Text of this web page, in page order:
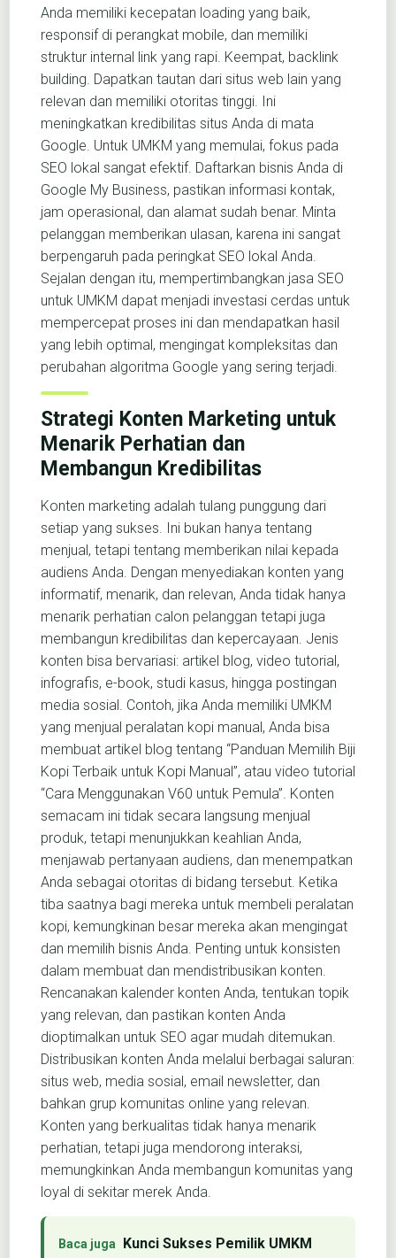
Anda memiliki kecepatan loading yang baik,
responsif di perangkat mobile, dan memiliki
struktur internal link yang rapi. Keempat, backlink
building. Dapatkan tautan dari situs web lain yang
relevan dan memiliki otoritas tinggi. Ini
meningkatkan kredibilitas situs Anda di mata
Google. Untuk UMKM yang memulai, fokus pada
SEO lokal sangat efektif. Daftarkan bisnis Anda di
Google My Business, pastikan informasi kontak,
jam operasional, dan alamat sudah benar. Minta
pelanggan memberikan ulasan, karena ini sangat
berpengaruh pada peringkat SEO lokal Anda.
Sejalan dengan itu, mempertimbangkan jasa SEO
untuk UMKM dapat menjadi investasi cerdas untuk
mempercepat proses ini dan mendapatkan hasil
yang lebih optimal, mengingat kompleksitas dan
perubahan algoritma Google yang sering terjadi.
Strategi Konten Marketing untuk
Menarik Perhatian dan
Membangun Kredibilitas
Konten marketing adalah tulang punggung dari
setiap yang sukses. Ini bukan hanya tentang
menjual, tetapi tentang memberikan nilai kepada
audiens Anda. Dengan menyediakan konten yang
informatif, menarik, dan relevan, Anda tidak hanya
menarik perhatian calon pelanggan tetapi juga
membangun kredibilitas dan kepercayaan. Jenis
konten bisa bervariasi: artikel blog, video tutorial,
infografis, e-book, studi kasus, hingga postingan
media sosial. Contoh, jika Anda memiliki UMKM
yang menjual peralatan kopi manual, Anda bisa
membuat artikel blog tentang “Panduan Memilih Biji
Kopi Terbaik untuk Kopi Manual”, atau video tutorial
“Cara Menggunakan V60 untuk Pemula”. Konten
semacam ini tidak secara langsung menjual
produk, tetapi menunjukkan keahlian Anda,
menjawab pertanyaan audiens, dan menempatkan
Anda sebagai otoritas di bidang tersebut. Ketika
tiba saatnya bagi mereka untuk membeli peralatan
kopi, kemungkinan besar mereka akan mengingat
dan memilih bisnis Anda. Penting untuk konsisten
dalam membuat dan mendistribusikan konten.
Rencanakan kalender konten Anda, tentukan topik
yang relevan, dan pastikan konten Anda
dioptimalkan untuk SEO agar mudah ditemukan.
Distribusikan konten Anda melalui berbagai saluran:
situs web, media sosial, email newsletter, dan
bahkan grup komunitas online yang relevan.
Konten yang berkualitas tidak hanya menarik
perhatian, tetapi juga mendorong interaksi,
memungkinkan Anda membangun komunitas yang
loyal di sekitar merek Anda.
Kunci Sukses Pemilik UMKM